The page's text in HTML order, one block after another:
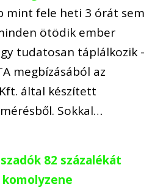
mint fele heti 3 órát sem
ötödik ember
tudatosan táplálkozik -
megbízásából az
által készített
Sokkal…
82 százalékát